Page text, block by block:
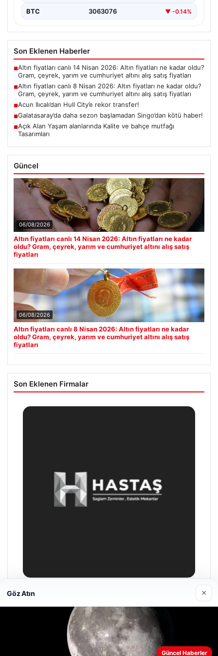
BTC 3063076 ▼ -0.14%
Son Eklenen Haberler
■Altın fiyatları canlı 14 Nisan 2026: Altın fiyatları ne kadar oldu?
Gram, çeyrek, yarım ve cumhuriyet altını alış satış fiyatları
■Altın fiyatları canlı 8 Nisan 2026: Altın fiyatları ne kadar oldu?
Gram, çeyrek, yarım ve cumhuriyet altını alış satış fiyatları
■Acun Ilıcalı’dan Hull City’e rekor transfer!
■Galatasaray’da daha sezon başlamadan Singo’dan kötü haber!
■Açık Alan Yaşam alanlarında Kalite ve bahçe mutfağı
Tasarımları
Güncel
06/08/2026
Altın fiyatları canlı 14 Nisan 2026: Altın fiyatları ne kadar
oldu? Gram, çeyrek, yarım ve cumhuriyet altını alış satış
fiyatları
06/08/2026
Altın fiyatları canlı 8 Nisan 2026: Altın fiyatları ne kadar
oldu? Gram, çeyrek, yarım ve cumhuriyet altını alış satış
fiyatları
Son Eklenen Firmalar
Hastaş Beton
Göz Atın ×
Güncel Haberler